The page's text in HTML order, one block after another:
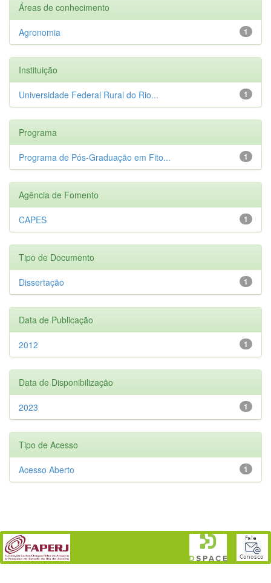
Áreas de conhecimento
1
Agronomia
Instituição
1
Universidade Federal Rural do Rio...
Programa
1
Programa de Pós-Graduação em Fito...
Agência de Fomento
1
CAPES
Tipo de Documento
1
Dissertação
Data de Publicação
1
2012
Data de Disponibilização
1
2023
Tipo de Acesso
1
Acesso Aberto